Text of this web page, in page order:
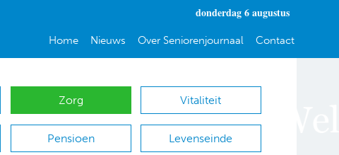
donderdag 6 augustus
Home Nieuws Over Seniorenjournaal Contact
Zorg Vitaliteit
Pensioen Levenseinde